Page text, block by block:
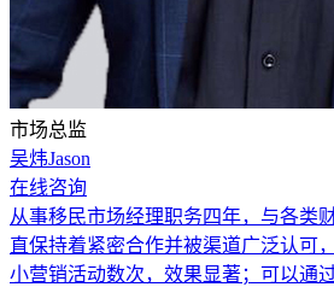
市场总监
吴炜Jason
在线咨询
从事移民市场经理职务四年，与各类
直保持着紧密合作并被渠道广泛认可
小营销活动数次，效果显著；可以通